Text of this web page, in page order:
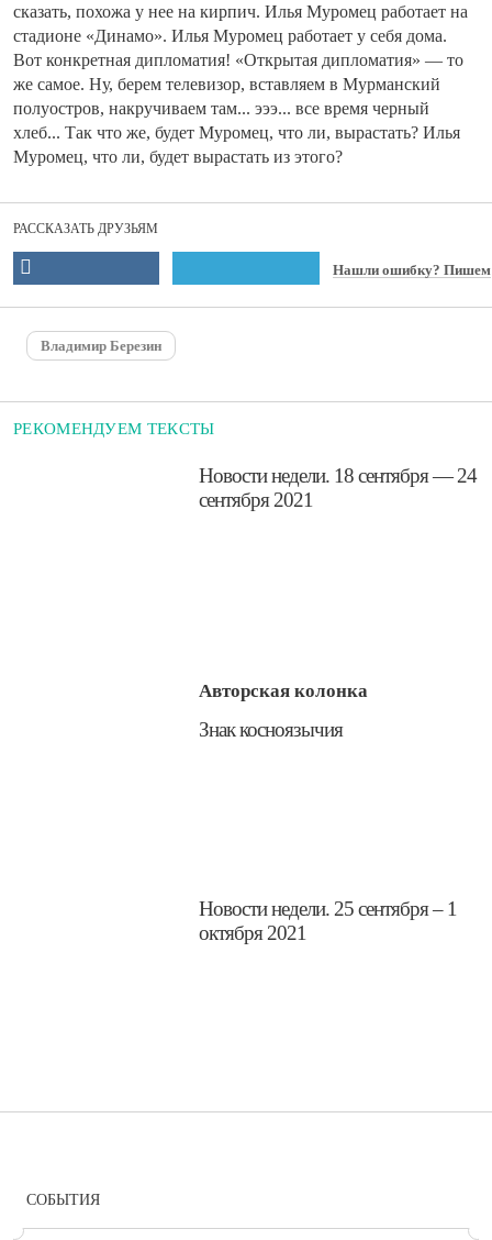
сказать, похожа у нее на кирпич. Илья Муромец работает на
стадионе «Динамо». Илья Муромец работает у себя дома.
Вот конкретная дипломатия! «Открытая дипломатия» — то
же самое. Ну, берем телевизор, вставляем в Мурманский
полуостров, накручиваем там... эээ... все время черный
хлеб... Так что же, будет Муромец, что ли, вырастать? Илья
Муромец, что ли, будет вырастать из этого?
РАССКАЗАТЬ ДРУЗЬЯМ
Нашли ошибку? Пишем
Владимир Березин
РЕКОМЕНДУЕМ ТЕКСТЫ
​Новости недели. 18 сентября — 24
сентября 2021
Авторская колонка
​Знак косноязычия
​Новости недели. 25 сентября – 1
октября 2021
СОБЫТИЯ